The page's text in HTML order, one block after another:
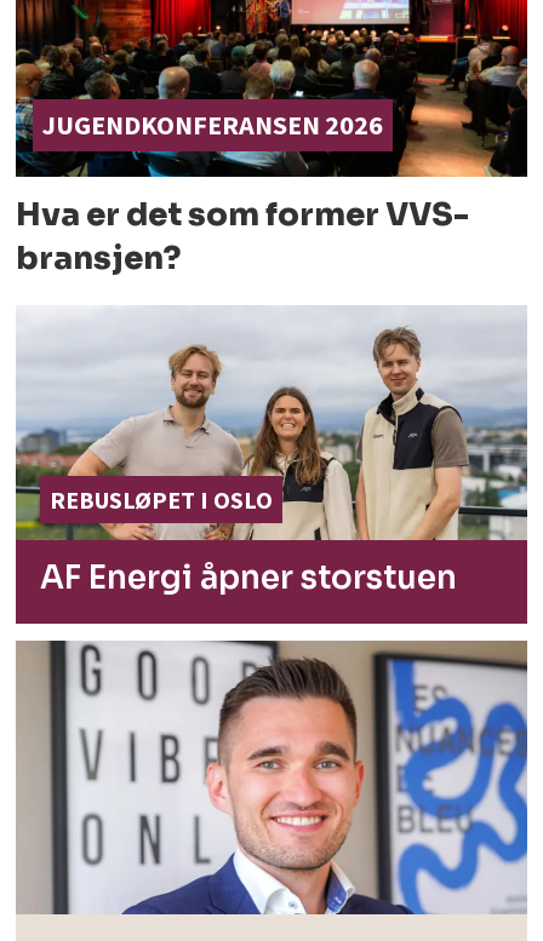
JUGENDKONFERANSEN 2026
Hva er det som formerVVS-
bransjen?
REBUSLØPET I OSLO
AF Energi åpnerstorstuen